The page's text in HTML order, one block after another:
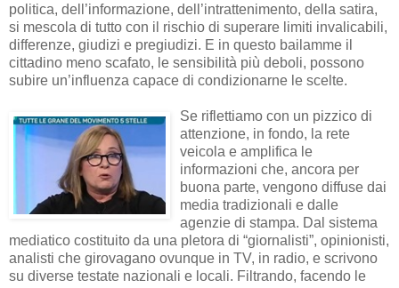
politica, dell’informazione, dell’intrattenimento, della satira,
si mescola di tutto con il rischio di superare limiti invalicabili,
differenze, giudizi e pregiudizi. E in questo bailamme il
cittadino meno scafato, le sensibilità più deboli, possono
subire un’influenza capace di condizionarne le scelte.
Se riflettiamo con un pizzico di
attenzione, in fondo, la rete
veicola e amplifica le
informazioni che, ancora per
buona parte, vengono diffuse dai
media tradizionali e dalle
agenzie di stampa. Dal sistema
mediatico costituito da una pletora di “giornalisti”, opinionisti,
analisti che girovagano ovunque in TV, in radio, e scrivono
su diverse testate nazionali e locali. Filtrando, facendo le